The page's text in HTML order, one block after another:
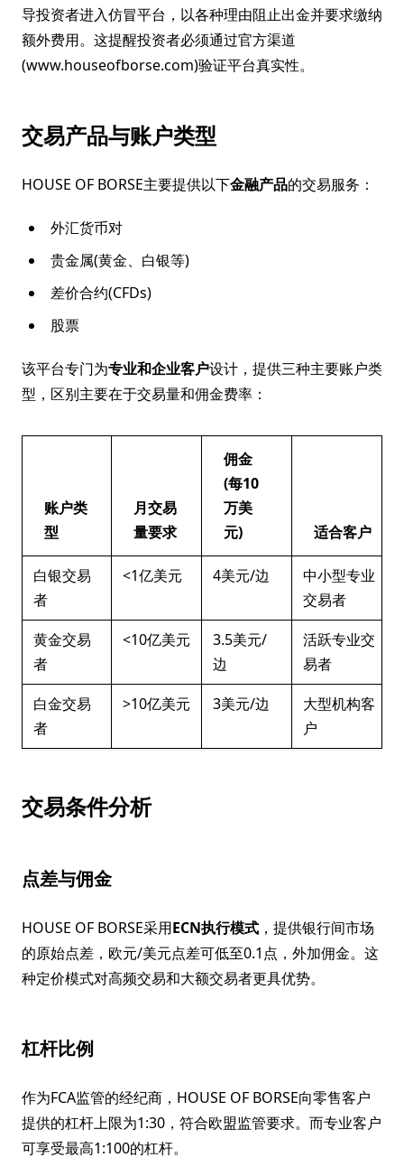
导投资者进入仿冒平台，以各种理由阻止出金并要求缴纳
额外费用。这提醒投资者必须通过官方渠道
(www.houseofborse.com)验证平台真实性。
交易产品与账户类型
HOUSE OF BORSE主要提供以下金融产品的交易服务：
外汇货币对
贵金属(黄金、白银等)
差价合约(CFDs)
股票
该平台专门为专业和企业客户设计，提供三种主要账户类
型，区别主要在于交易量和佣金费率：
账户类
型
月交易
量要求
佣金
(每10
万美
元)
适合客户
白银交易
者
<1亿美元 4美元/边
中小型专业
交易者
黄金交易
者
<10亿美元
3.5美元/
边
活跃专业交
易者
白金交易
者
>10亿美元 3美元/边
大型机构客
户
交易条件分析
点差与佣金
HOUSE OF BORSE采用ECN执行模式 ，提供银行间市场
的原始点差，欧元/美元点差可低至0.1点，外加佣金。这
种定价模式对高频交易和大额交易者更具优势。
杠杆比例
作为FCA监管的经纪商，HOUSE OF BORSE向零售客户
提供的杠杆上限为1:30，符合欧盟监管要求。而专业客户
可享受最高1:100的杠杆。